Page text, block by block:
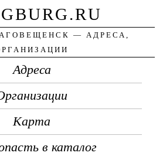
— АДРЕСА,
Адреса
Карта
в каталог